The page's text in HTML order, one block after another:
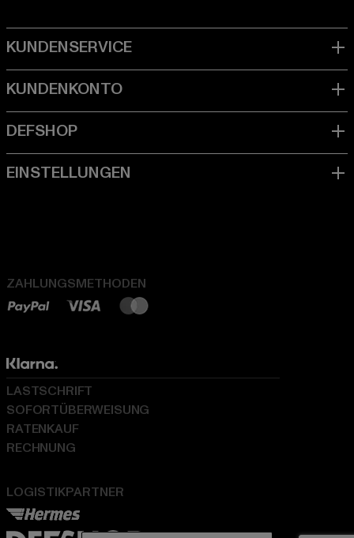
ZAHLUNGSMETHODEN
LOGISTIKPARTNER
LASTSCHRIFT
SOFORTÜBERWEISUNG
RATENKAUF
RECHNUNG